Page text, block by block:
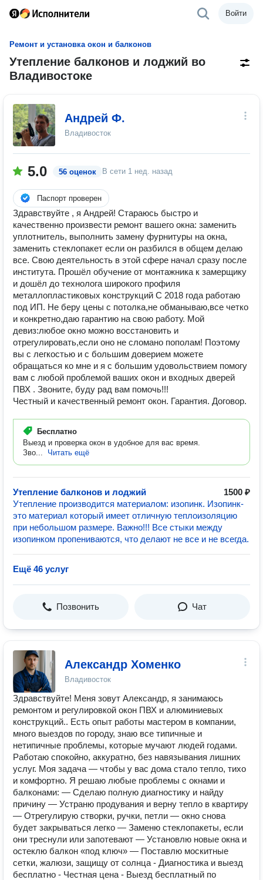
Войти
Ремонт и установка окон и балконов
Утепление балконов и лоджий во
Владивостоке
Андрей Ф.
Владивосток
5.0 56 оценок В сети 1 нед. назад
Паспорт проверен
Здравствуйте , я Андрей! Стараюсь быстро и
качественно произвести ремонт вашего окна: заменить
уплотнитель, выполнить замену фурнитуры на окна,
заменить стеклопакет если он разбился в общем делаю
все. Свою деятельность в этой сфере начал сразу после
института. Прошёл обучение от монтажника к замерщику
и дошёл до технолога широкого профиля
металлопластиковых конструкций С 2018 года работаю
под ИП. Не беру цены с потолка,не обманываю,все четко
и конкретно,даю гарантию на свою работу. Мой
девиз:любое окно можно восстановить и
отрегулировать,если оно не сломано пополам! Поэтому
вы с легкостью и с большим доверием можете
обращаться ко мне и я с большим удовольствием помогу
вам с любой проблемой ваших окон и входных дверей
ПВХ . Звоните, буду рад вам помочь!!!
Честный и качественный ремонт окон. Гарантия. Договор.
Бесплатно
Выезд и проверка окон в удобное для вас время.
Зво...
Читать ещё
Утепление балконов и лоджий
1500 ₽
Утепление производится материалом: изопинк. Изопинк-
это материал который имеет отличную теплоизоляцию
при небольшом размере. Важно!!! Все стыки между
изопинком пропениваются, что делают не все и не всегда.
Ещё 46 услуг
Позвонить Чат
Александр Хоменко
Владивосток
Здравствуйте! Меня зовут Александр, я занимаюсь
ремонтом и регулировкой окон ПВХ и алюминиевых
конструкций.. Есть опыт работы мастером в компании,
много выездов по городу, знаю все типичные и
нетипичные проблемы, которые мучают людей годами.
Работаю спокойно, аккуратно, без навязывания лишних
услуг. Моя задача — чтобы у вас дома стало тепло, тихо
и комфортно. Я решаю любые проблемы с окнами и
балконами: — Сделаю полную диагностику и найду
причину — Устраню продувания и верну тепло в квартиру
— Отрегулирую створки, ручки, петли — окно снова
будет закрываться легко — Заменю стеклопакеты, если
они треснули или запотевают — Установлю новые окна и
остеклю балкон «под ключ» — Поставлю москитные
сетки, жалюзи, защищу от солнца - Диагностика и выезд
бесплатно - Честная цена - Выезд бесплатный по